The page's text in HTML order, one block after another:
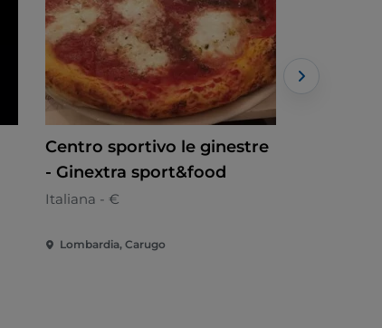
Centro sportivo le ginestre
- Ginextra sport&food
Italiana - €
Lombardia, Carugo